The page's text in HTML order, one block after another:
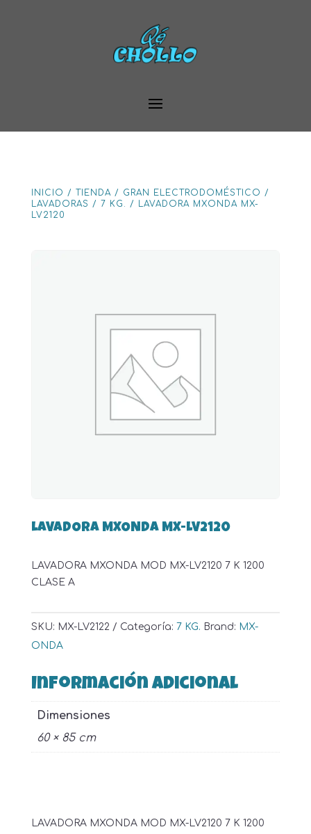
INICIO / TIENDA/ GRAN ELECTRODOMÉSTICO /
LAVADORAS / 7 KG. /
LAVADORA MXONDA MX-
LV2120
LAVADORA MXONDA MX-LV2120
LAVADORA MXONDA MOD MX-LV2120 7 K 1200
CLASE A
SKU: MX-LV2122 Categoría: 7 KG. Brand: MX-
ONDA
Información adicional
Dimensiones
60 × 85 cm
LAVADORA MXONDA MOD MX-LV2120 7 K 1200